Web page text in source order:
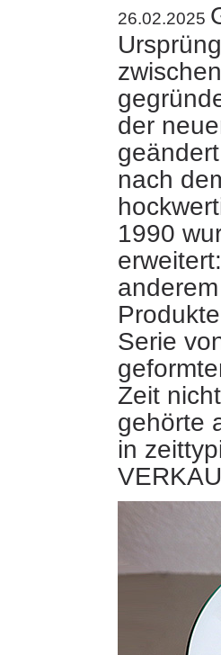
26.02.2025
der
nach
1990
Serie
Zeit
gehörte
in